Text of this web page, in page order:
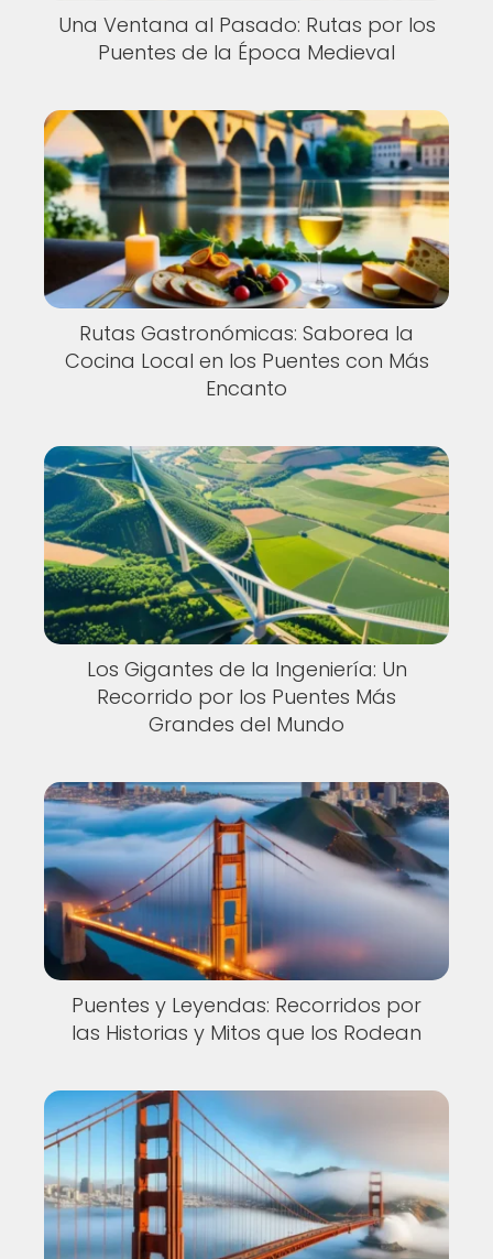
Una Ventana al Pasado: Rutas por los
Puentes de la Época Medieval
Rutas Gastronómicas: Saborea la
Cocina Local en los Puentes con Más
Encanto
Los Gigantes de la Ingeniería: Un
Recorrido por los Puentes Más
Grandes del Mundo
Puentes y Leyendas: Recorridos por
las Historias y Mitos que los Rodean